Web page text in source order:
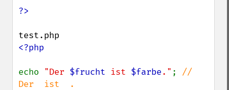
<?php
echo "Der $frucht ist $farbe." ; //
Der  ist  .